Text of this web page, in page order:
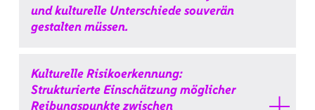
und kulturelle Unterschiede souverän
gestalten müssen.
Kulturelle Risikoerkennung:
Strukturierte Einschätzung möglicher
Reibungspunkte zwischen